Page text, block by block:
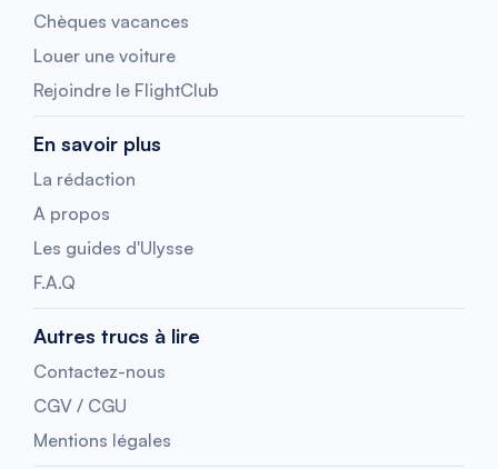
Chèques vacances
Louer une voiture
Rejoindre le FlightClub
En savoir plus
La rédaction
A propos
Les guides d'Ulysse
F.A.Q
Autres trucs à lire
Contactez-nous
CGV / CGU
Mentions légales